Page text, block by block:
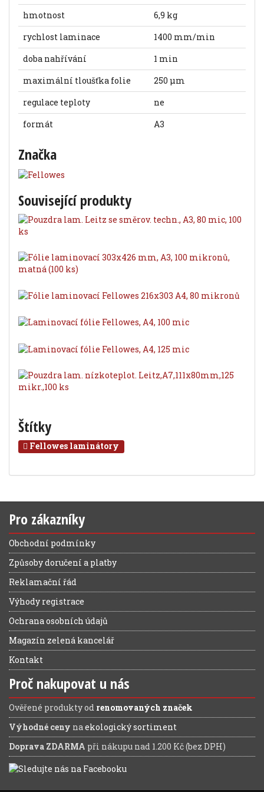
hmotnost
6,9 kg
rychlost laminace
1400 mm/min
doba nahřívání
1 min
maximální tloušťka folie
250 µm
regulace teploty
ne
formát
A3
Značka
Související produkty
Štítky
Fellowes laminátory
Pro zákazníky
Obchodní podmínky
Způsoby doručení a platby
Reklamační řád
Výhody registrace
Ochrana osobních údajů
Magazín zelená kancelář
Kontakt
Proč nakupovat u nás
Ověřené produkty od renomovaných značek
Výhodné ceny naekologický sortiment
Doprava ZDARMA při nákupu nad 1.200 Kč (bez DPH)